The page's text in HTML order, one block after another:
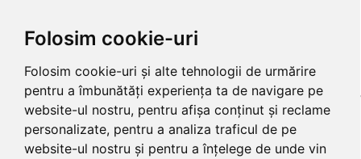
Folosim cookie-uri
Folosim cookie-uri și alte tehnologii de urmărire
pentru a îmbunătăți experiența ta de navigare pe
website-ul nostru, pentru afișa conținut și reclame
personalizate, pentru a analiza traficul de pe
website-ul nostru și pentru a înțelege de unde vin